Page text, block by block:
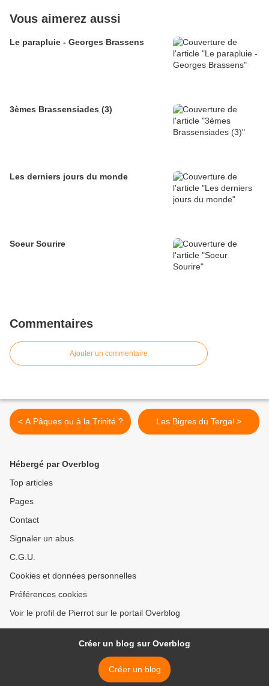
Vous aimerez aussi
Le parapluie - Georges Brassens
3èmes Brassensiades (3)
Les derniers jours du monde
Soeur Sourire
Commentaires
Ajouter un commentaire
< A Pâques ou à la Trinité ? Les Bigres du Tergal >
Hébergé par Overblog
Top articles
Pages
Contact
Signaler un abus
C.G.U.
Cookies et données personnelles
Préférences cookies
Voir le profil de Pierrot sur le portail Overblog
Créer un blog sur Overblog
Créer un blog